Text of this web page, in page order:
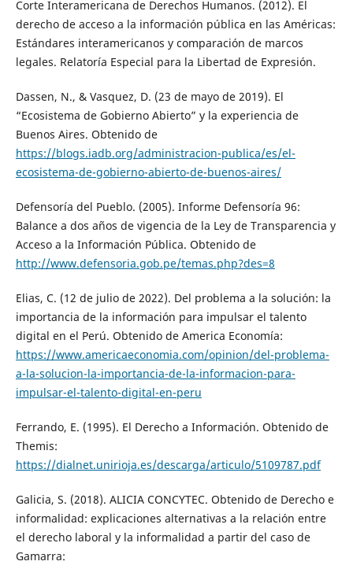
Corte Interamericana de Derechos Humanos. (2012). El
derecho de acceso a la información pública en las Américas:
Estándares interamericanos y comparación de marcos
legales. Relatoría Especial para la Libertad de Expresión.
Dassen, N., & Vasquez, D. (23 de mayo de 2019). El
“Ecosistema de Gobierno Abierto” y la experiencia de
Buenos Aires. Obtenido de
https://blogs.iadb.org/administracion-publica/es/el-
ecosistema-de-gobierno-abierto-de-buenos-aires/
Defensoría del Pueblo. (2005). Informe Defensoría 96:
Balance a dos años de vigencia de la Ley de Transparencia y
Acceso a la Información Pública. Obtenido de
http://www.defensoria.gob.pe/temas.php?des=8
Elias, C. (12 de julio de 2022). Del problema a la solución: la
importancia de la información para impulsar el talento
digital en el Perú. Obtenido de America Economía:
https://www.americaeconomia.com/opinion/del-problema-
a-la-solucion-la-importancia-de-la-informacion-para-
impulsar-el-talento-digital-en-peru
Ferrando, E. (1995). El Derecho a Información. Obtenido de
Themis:
https://dialnet.unirioja.es/descarga/articulo/5109787.pdf
Galicia, S. (2018). ALICIA CONCYTEC. Obtenido de Derecho e
informalidad: explicaciones alternativas a la relación entre
el derecho laboral y la informalidad a partir del caso de
Gamarra: